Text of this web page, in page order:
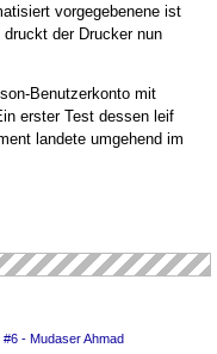
vorgegebenene ist
der Drucker nun
Benutzerkonto mit
erster Test dessen leif
landete umgehend im